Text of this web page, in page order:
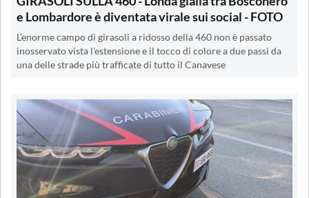
e Lombardore è diventata virale sui social - FOTO
L'enorme campo di girasoli a ridosso della 460 non è passato
inosservato vista l'estensione e il tocco di colore a due passi da
una delle strade più trafficate di tutto il Canavese